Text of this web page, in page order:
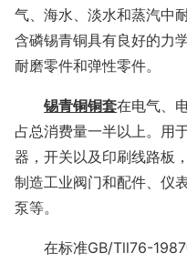
气、海水、淡水和蒸汽中
含磷锡青铜具有良好的力
耐磨零件和弹性零件。
锡青铜铜套在电气、
占总消费量一半以上。用
器，开关以及印刷线路板
制造工业阀门和配件、仪
泵等。
在标准GB/Tll76-